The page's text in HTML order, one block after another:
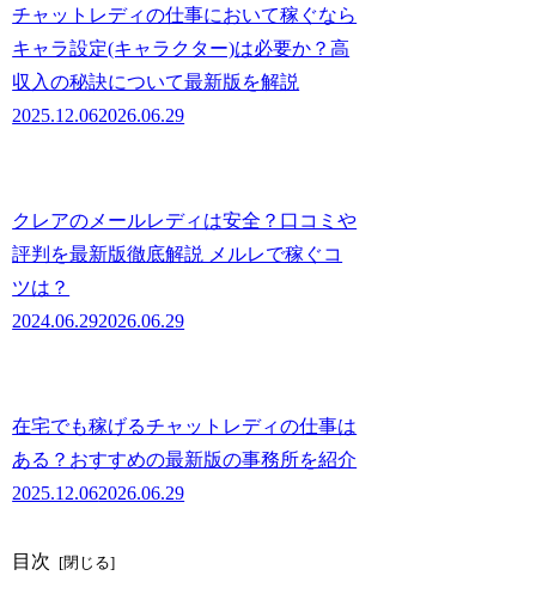
チャットレディの仕事において稼ぐなら
キャラ設定(キャラクター)は必要か？高
収入の秘訣について最新版を解説
2025.12.062026.06.29
クレアのメールレディは安全？口コミや
評判を最新版徹底解説 メルレで稼ぐコ
ツは？
2024.06.292026.06.29
在宅でも稼げるチャットレディの仕事は
ある？おすすめの最新版の事務所を紹介
2025.12.062026.06.29
目次